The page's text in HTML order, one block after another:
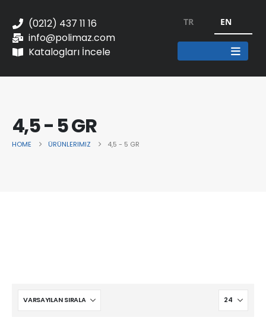
(0212) 437 11 16
info@polimaz.com
Katalogları İncele
TR EN
4,5 - 5 GR
HOME ÜRÜNLERIMIZ 4,5 - 5 GR